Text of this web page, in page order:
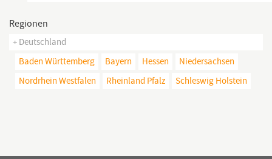
Regionen
+ Deutschland
Baden Württemberg
Bayern Hessen
Niedersachsen
Nordrhein Westfalen
Rheinland Pfalz Schleswig Holstein